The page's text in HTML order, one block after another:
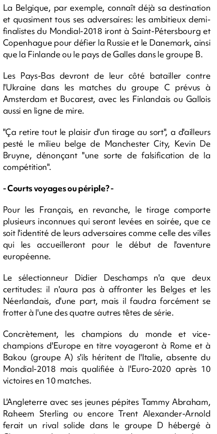
La Belgique, par exemple, connaît déjà sa destination
et quasiment tous ses adversaires: les ambitieux demi-
finalistes du Mondial-2018 iront à Saint-Pétersbourg et
Copenhague pour défier la Russie et le Danemark, ainsi
que la Finlande ou le pays de Galles dans le groupe B.
Les Pays-Bas devront de leur côté batailler contre
l'Ukraine dans les matches du groupe C prévus à
Amsterdam et Bucarest, avec les Finlandais ou Gallois
aussi en ligne de mire.
"Ça retire tout le plaisir d'un tirage au sort", a d'ailleurs
pesté le milieu belge de Manchester City, Kevin De
Bruyne, dénonçant "une sorte de falsification de la
compétition".
- Courts voyages ou périple? -
Pour les Français, en revanche, le tirage comporte
plusieurs inconnues qui seront levées en soirée, que ce
soit l'identité de leurs adversaires comme celle des villes
qui les accueilleront pour le début de l'aventure
européenne.
Le sélectionneur Didier Deschamps n'a que deux
certitudes: il n'aura pas à affronter les Belges et les
Néerlandais, d'une part, mais il faudra forcément se
frotter à l'une des quatre autres têtes de série.
Concrètement, les champions du monde et vice-
champions d'Europe en titre voyageront à Rome et à
Bakou (groupe A) s'ils héritent de l'Italie, absente du
Mondial-2018 mais qualifiée à l'Euro-2020 après 10
victoires en 10 matches.
L'Angleterre avec ses jeunes pépites Tammy Abraham,
Raheem Sterling ou encore Trent Alexander-Arnold
ferait un rival solide dans le groupe D hébergé à